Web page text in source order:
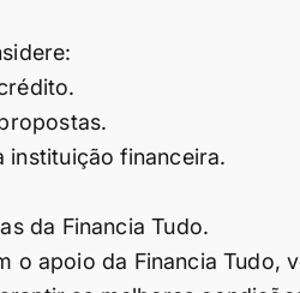
instituição financeira.
da Financia Tudo.
o apoio da Financia Tudo,